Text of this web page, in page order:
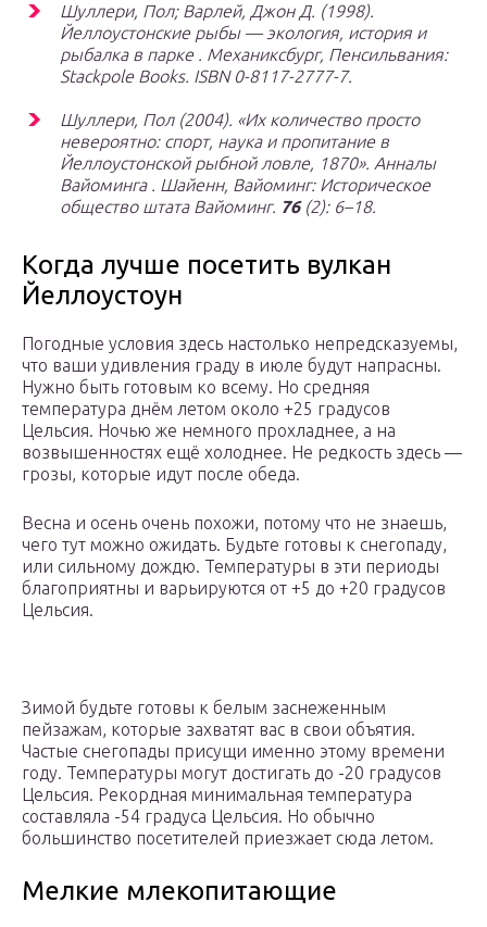
Шуллери, Пол; Варлей, Джон Д. (1998).
Йеллоустонские рыбы — экология, история и
рыбалка в парке. Механиксбург, Пенсильвания:
Stackpole Books. ISBN 0-8117-2777-7.
Шуллери, Пол (2004). «Их количество просто
невероятно: спорт, наука и пропитание в
Йеллоустонской рыбной ловле, 1870». Анналы
Вайоминга. Шайенн, Вайоминг: Историческое
общество штата Вайоминг. 76(2): 6–18.
Когда лучше посетить вулкан
Йеллоустоун
Погодные условия здесь настолько непредсказуемы,
что ваши удивления граду в июле будут напрасны.
Нужно быть готовым ко всему. Но средняя
температура днём летом около +25 градусов
Цельсия. Ночью же немного прохладнее, а на
возвышенностях ещё холоднее. Не редкость здесь —
грозы, которые идут после обеда.
Весна и осень очень похожи, потому что не знаешь,
чего тут можно ожидать. Будьте готовы к снегопаду,
или сильному дождю. Температуры в эти периоды
благоприятны и варьируются от +5 до +20 градусов
Цельсия.
Зимой будьте готовы к белым заснеженным
пейзажам, которые захватят вас в свои объятия.
Частые снегопады присущи именно этому времени
году. Температуры могут достигать до -20 градусов
Цельсия. Рекордная минимальная температура
составляла -54 градуса Цельсия. Но обычно
большинство посетителей приезжает сюда летом.
Мелкие млекопитающие